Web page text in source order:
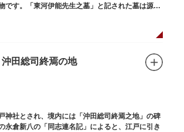
です。「東河伊能先生之墓」と記された墓は源空
す。
沖田総司終焉の地
神社とされ、境内には「沖田総司終焉之地」の碑
永倉新八の「同志連名記」によると、江戸に引き